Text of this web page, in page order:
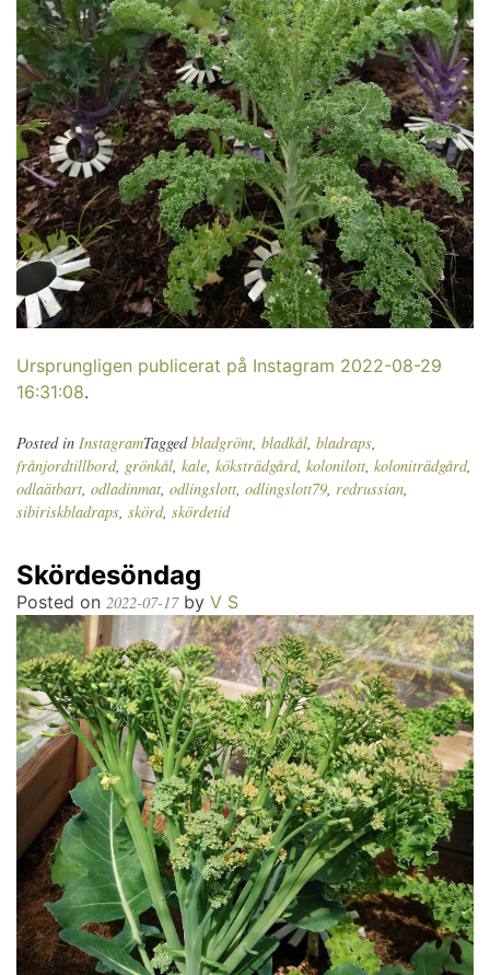
Ursprungligen publicerat på Instagram 2022-08-29
16:31:08.
Posted in InstagramTaggedbladgrönt, bladkål, bladraps,
frånjordtillbord, grönkål, kale, köksträdgård, kolonilott, koloniträdgård,
odlaätbart, odladinmat, odlingslott, odlingslott79, redrussian,
sibiriskbladraps, skörd, skördetid
Skördesöndag
Posted on 2022-07-17by V S